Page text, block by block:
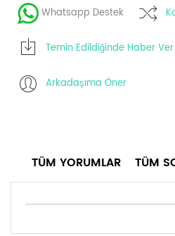
Whatsapp Destek
Temin Edildiğinde Haber Ver
Arkadaşıma Öner
TÜM YORUMLAR TÜM